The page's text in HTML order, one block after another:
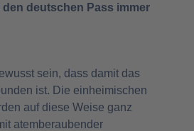
deutschen Pass immer
sein, dass damit das
ist. Die einheimischen
auf diese Weise ganz
atemberaubender